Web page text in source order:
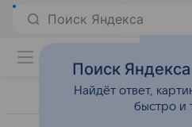
Поиск Яндекса
Поиск
Найдёт ответ,
быстро и